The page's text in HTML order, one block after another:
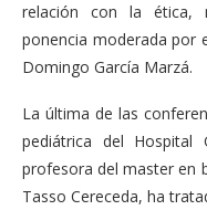
relación con la ética,
ponencia moderada por
Domingo García Marzá.
La última de las
pediátrica del Hospital
profesora del master en
Tasso Cereceda, ha